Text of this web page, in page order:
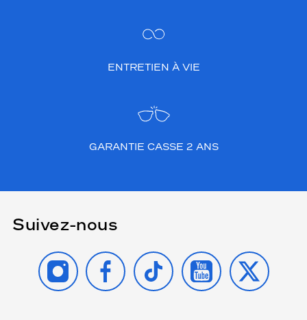
ENTRETIEN À VIE
GARANTIE CASSE 2 ANS
Suivez-nous
INSTAGRAMFACEBOOK
TIKTOK YOUTUBE
X